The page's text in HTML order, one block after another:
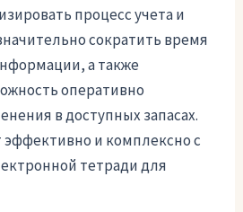
процесс учета и
сократить время
а также
оперативно
в доступных запасах.
эффективно и комплексно с
тетради для